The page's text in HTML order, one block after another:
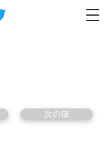
次の猫